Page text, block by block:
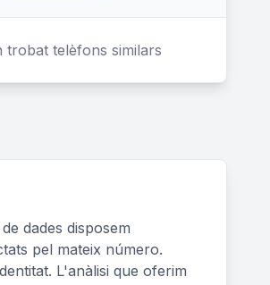
trobat telèfons similars
dades disposem
pel mateix número.
L'anàlisi que oferim